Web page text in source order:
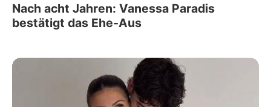
Nach acht Jahren: Vanessa Paradis
bestätigt das Ehe-Aus